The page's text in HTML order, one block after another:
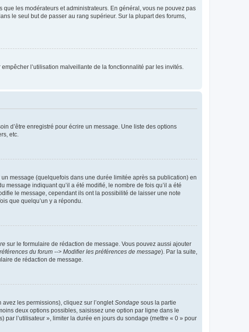
les modérateurs et administrateurs. En général, vous ne pouvez pas
le seul but de passer au rang supérieur. Sur la plupart des forums,
l’utilisation malveillante de la fonctionnalité par les invités.
d’être enregistré pour écrire un message. Une liste des options
etc.
message (quelquefois dans une durée limitée après sa publication) en
indiquant qu’il a été modifié, le nombre de fois qu’il a été
le message, cependant ils ont la possibilité de laisser une note
que quelqu’un y a répondu.
sur le formulaire de rédaction de message. Vous pouvez aussi ajouter
du forum --> Modifier les préférences de message). Par la suite,
de rédaction de message.
les permissions), cliquez sur l’onglet Sondage sous la partie
deux options possibles, saisissez une option par ligne dans le
l’utilisateur », limiter la durée en jours du sondage (mettre « 0 » pour